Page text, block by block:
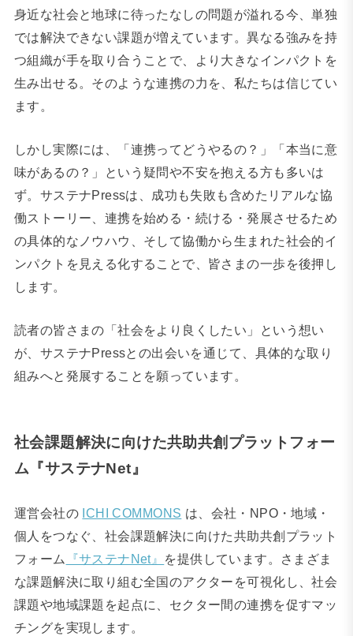
身近な社会と地球に待ったなしの問題が溢れる今、単独
では解決できない課題が増えています。異なる強みを持
つ組織が手を取り合うことで、より大きなインパクトを
生み出せる。そのような連携の力を、私たちは信じてい
ます。
しかし実際には、「連携ってどうやるの？」「本当に意
味があるの？」という疑問や不安を抱える方も多いは
ず。サステナPressは、成功も失敗も含めたリアルな協
働ストーリー、連携を始める・続ける・発展させるため
の具体的なノウハウ、そして協働から生まれた社会的イ
ンパクトを見える化することで、皆さまの一歩を後押し
します。
読者の皆さまの「社会をより良くしたい」という想い
が、サステナPressとの出会いを通じて、具体的な取り
組みへと発展することを願っています。
社会課題解決に向けた共助共創プラットフォー
ム『サステナNet』
運営会社の ICHI COMMONS は、会社・ NPO ・地域・
個人をつなぐ、社会課題解決に向けた共助共創プラット
フォーム
『サステナNet』 を提供しています。さまざま
な課題解決に取り組む全国のアクターを可視化し、社会
課題や地域課題を起点に、セクター間の連携を促すマッ
チングを実現します。